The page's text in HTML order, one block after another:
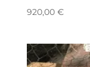
920,00 €